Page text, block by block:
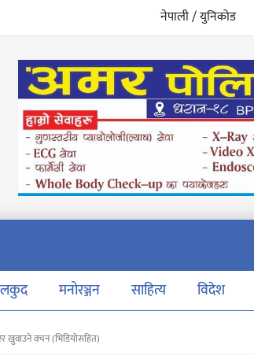
नेपाली / युनिकोड
मनोरञ्जन साहित्य विदेश
खुवाउने वचन (भिडियोसहित)